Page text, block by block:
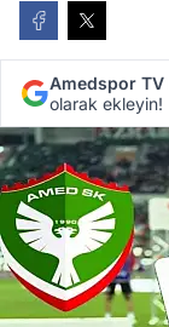
Amedspor TV
olarak ekleyin!